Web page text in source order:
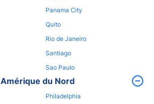
Panama City
Quito
Rio de Janeiro
Santiago
Sao Paulo
Amérique du Nord
Philadelphia